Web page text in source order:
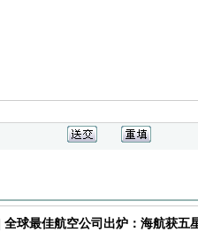
| 全球最佳航空公司出炉：海航获五